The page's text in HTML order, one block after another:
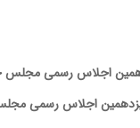
اجلاس رسمی مجلس